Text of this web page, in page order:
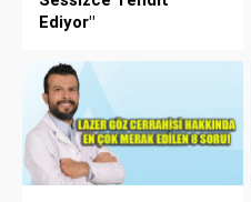
Ediyor"